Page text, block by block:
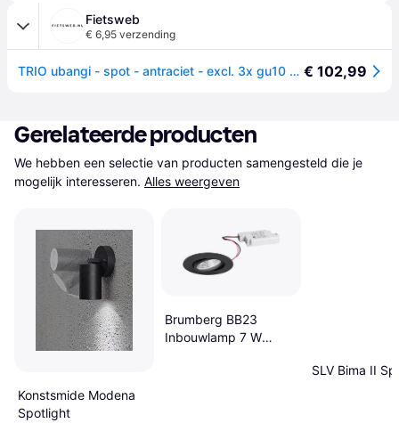
Fietsweb
€ 6,95 verzending
TRIO ubangi - spot - antraciet - excl. 3x gu10 4,9w - buitenverlichting - ip65 € 102,99
Gerelateerde producten
We hebben een selectie van producten samengesteld die je
mogelijk interesseren. Alles weergeven
Konstsmide Modena
Spotlight
Brumberg BB23
Inbouwlamp 7 W
SLV Bima II